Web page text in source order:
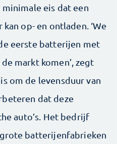
eis dat een
op- en ontladen. ‘We
eerste batterijen met
markt komen’, zegt
om de levensduur van
dat deze
auto’s. Het bedrijf
batterijenfabrieken